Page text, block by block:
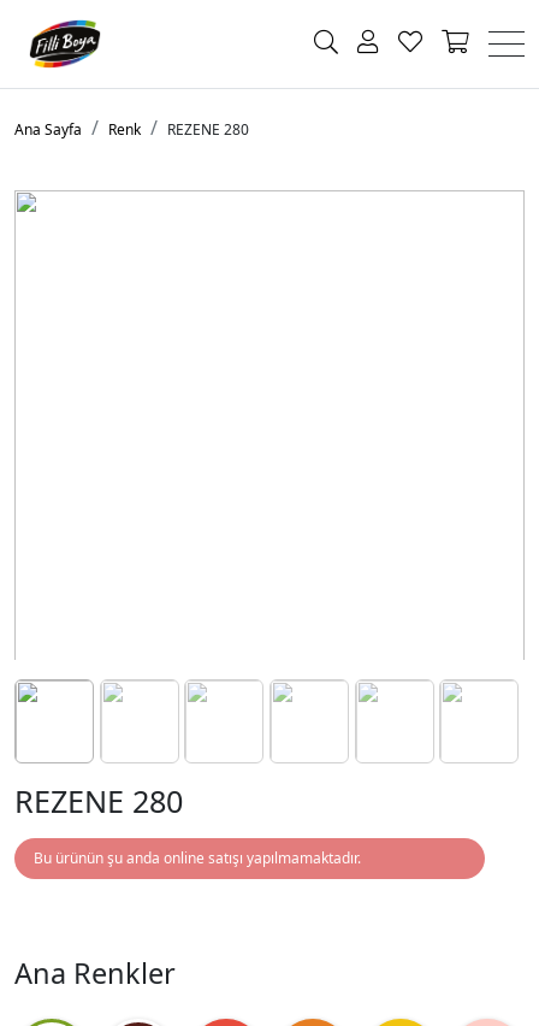
Ana Sayfa Renk REZENE 280
REZENE 280
Bu ürünün şu anda online satışı yapılmamaktadır.
Ana Renkler